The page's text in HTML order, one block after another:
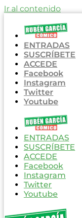
Ir al contenido
ENTRADAS
SUSCRÍBETE
ACCEDE
Facebook
Instagram
Twitter
Youtube
ENTRADAS
SUSCRÍBETE
ACCEDE
Facebook
Instagram
Twitter
Youtube